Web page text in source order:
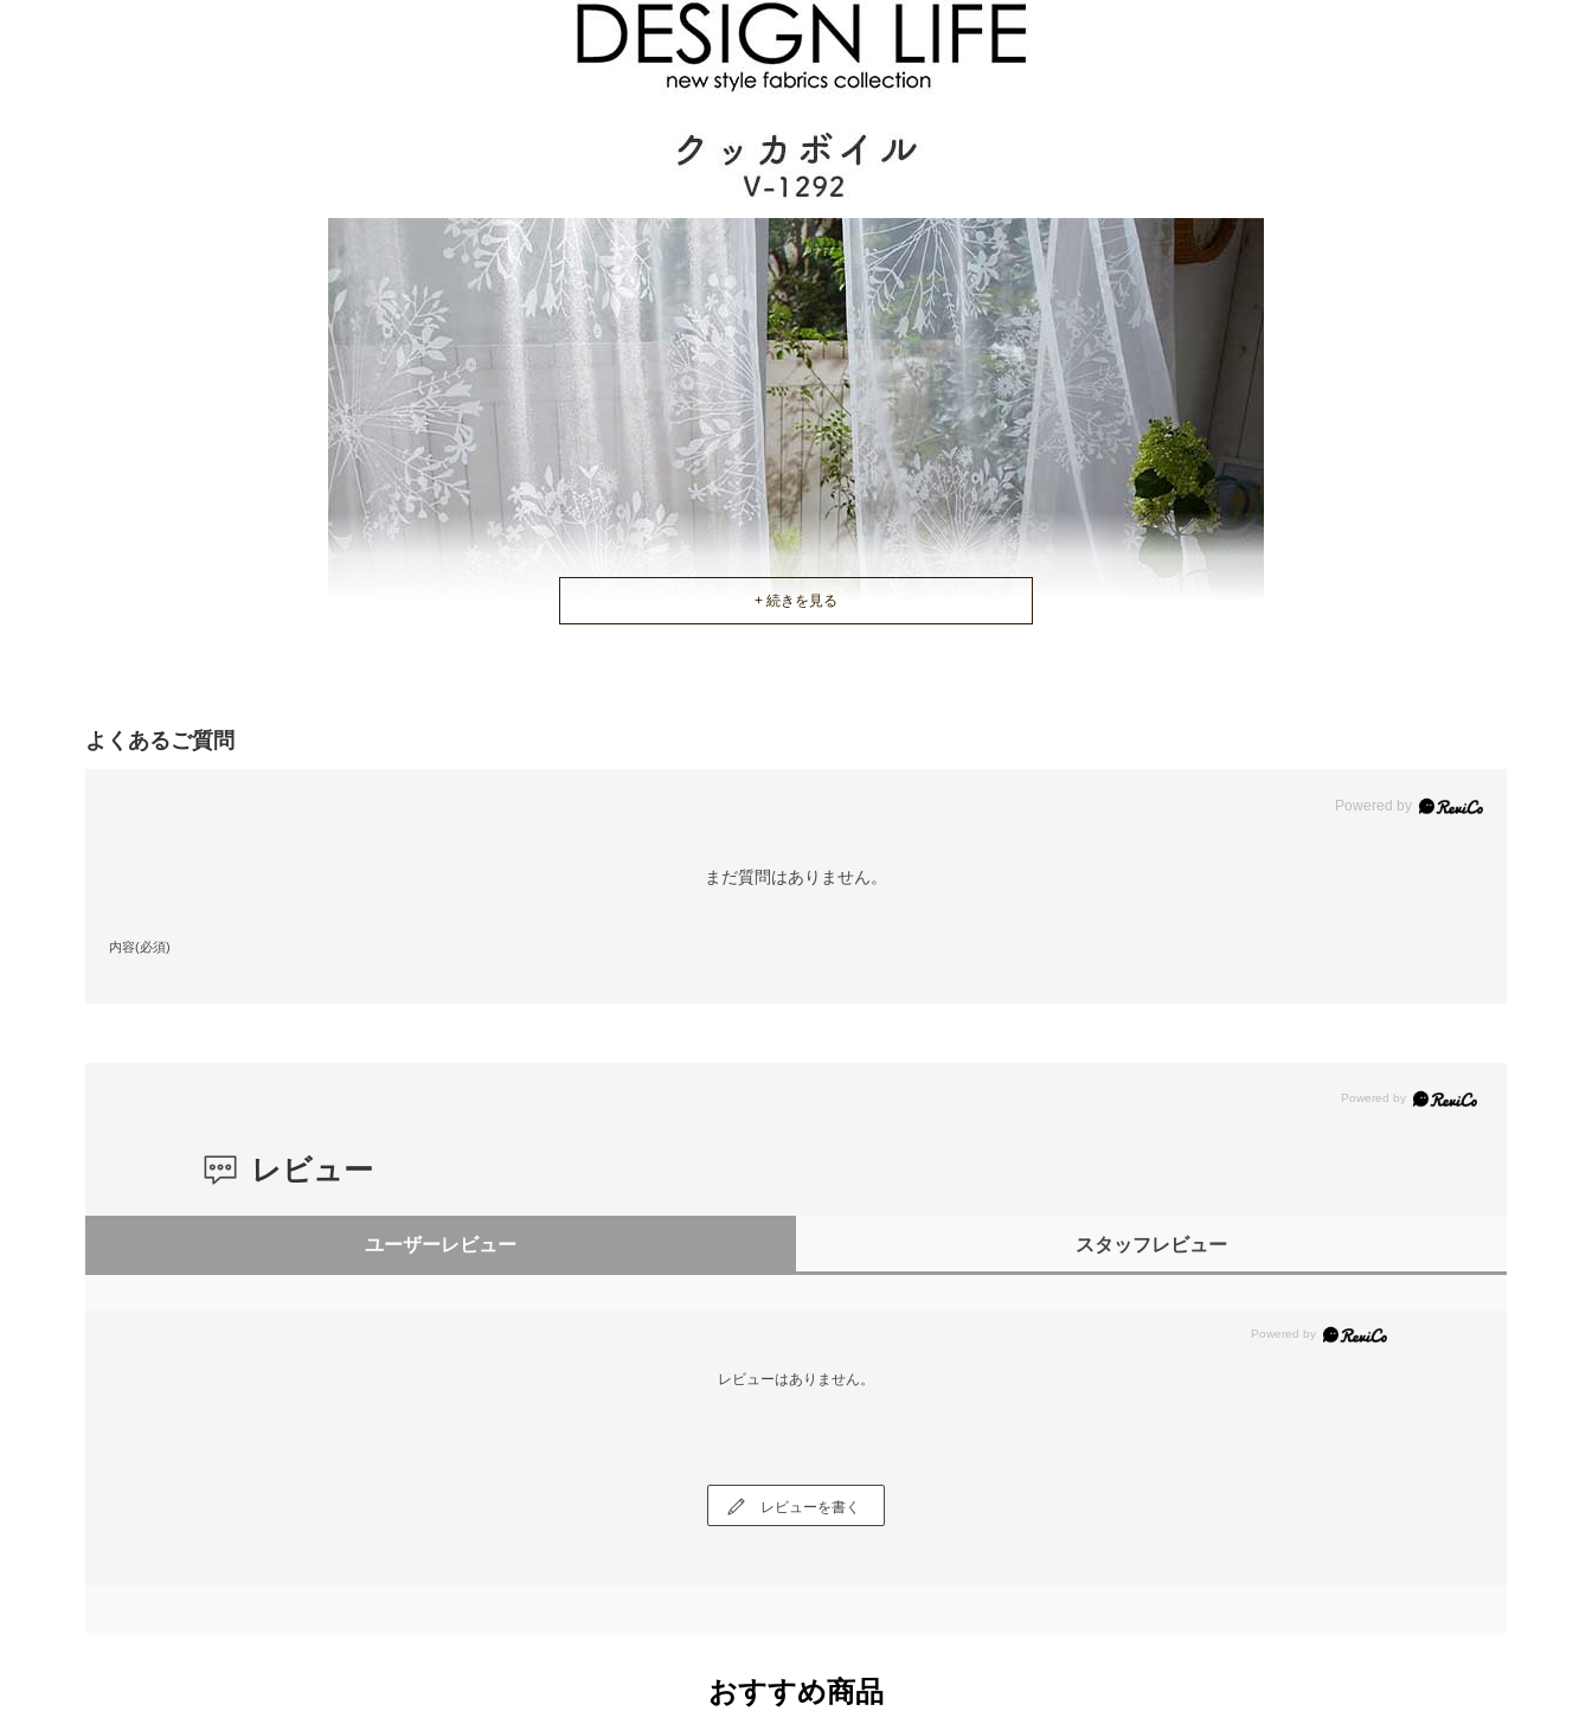
よくあるご質問
Powered by
まだ質問はありません。
内容(必須)
レビュー
ユーザーレビュー スタッフレビュー
レビューはありません。
レビューを書く
おすすめ商品